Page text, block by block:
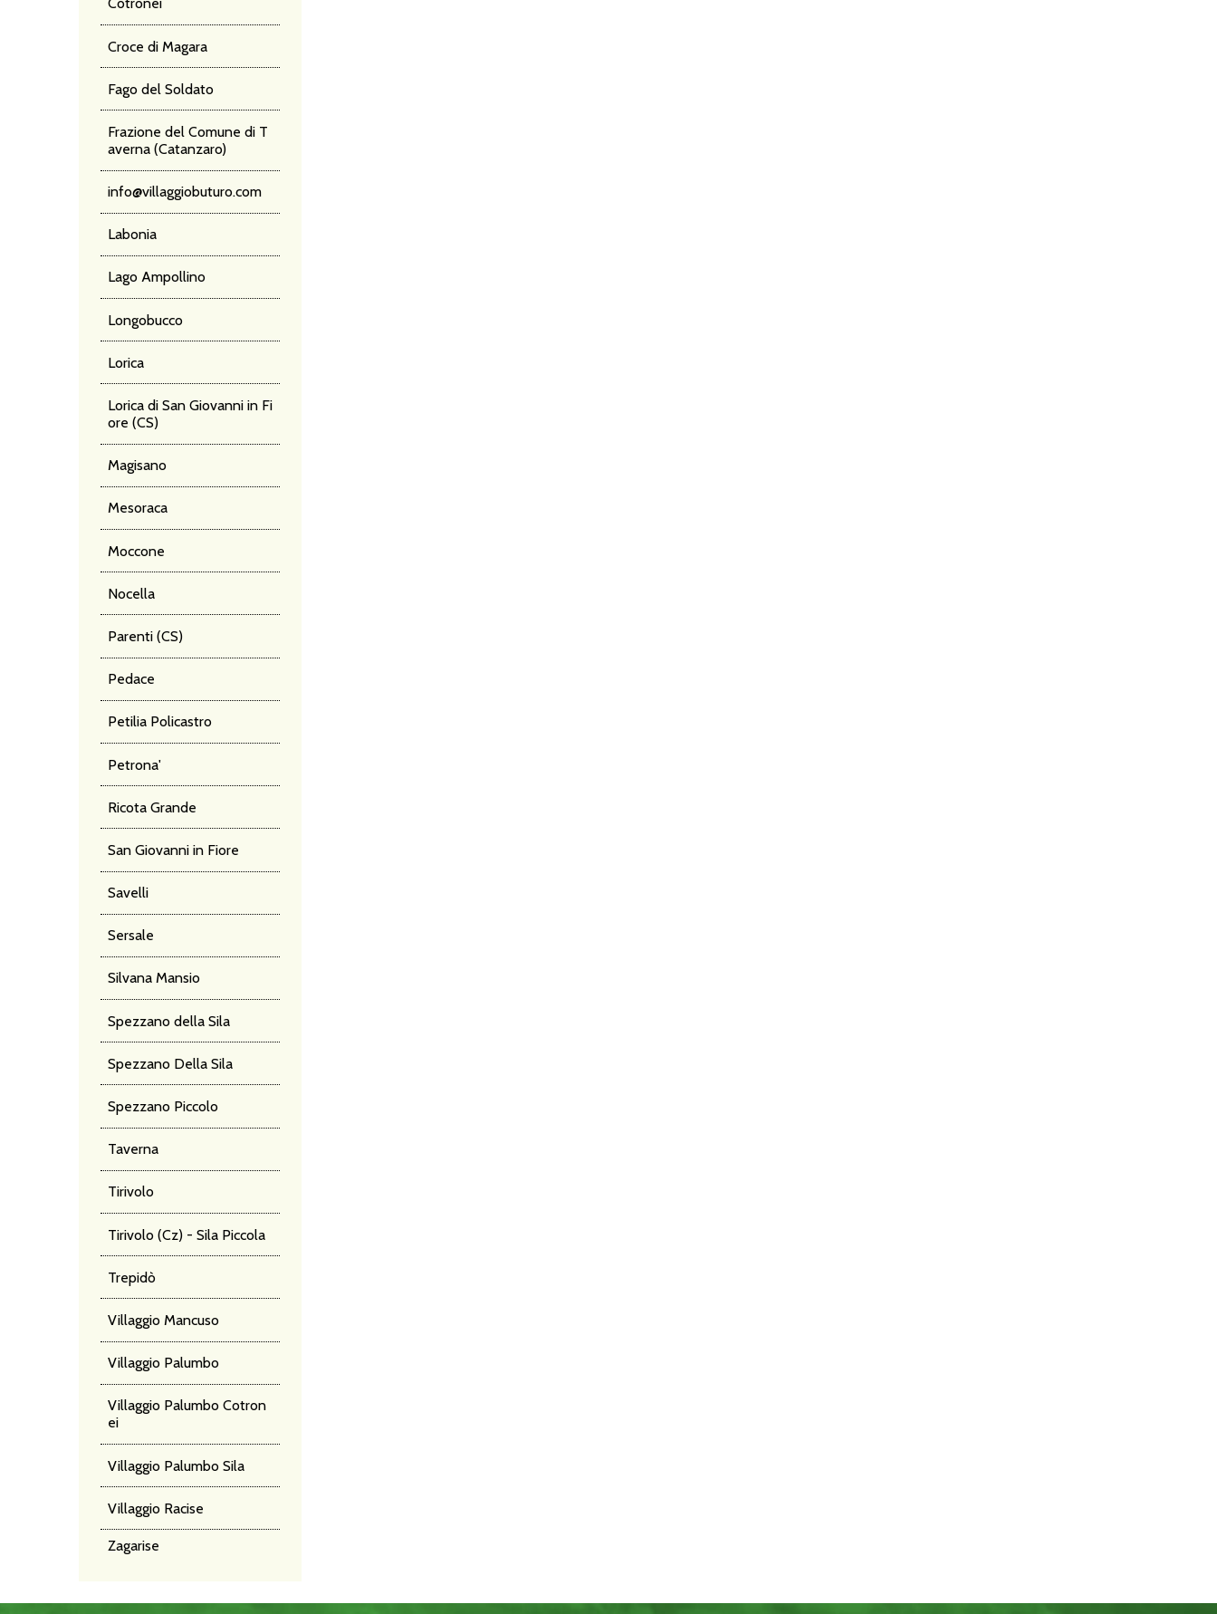
Cotronei
Croce di Magara
Fago del Soldato
Frazione del Comune di T
averna (Catanzaro)
info@villaggiobuturo.com
Labonia
Lago Ampollino
Longobucco
Lorica
Lorica di San Giovanni in Fi
ore (CS)
Magisano
Mesoraca
Moccone
Nocella
Parenti (CS)
Pedace
Petilia Policastro
Petrona'
Ricota Grande
San Giovanni in Fiore
Savelli
Sersale
Silvana Mansio
Spezzano della Sila
Spezzano Della Sila
Spezzano Piccolo
Taverna
Tirivolo
Tirivolo (Cz) - Sila Piccola
Trepidò
Villaggio Mancuso
Villaggio Palumbo
Villaggio Palumbo Cotron
ei
Villaggio Palumbo Sila
Villaggio Racise
Zagarise